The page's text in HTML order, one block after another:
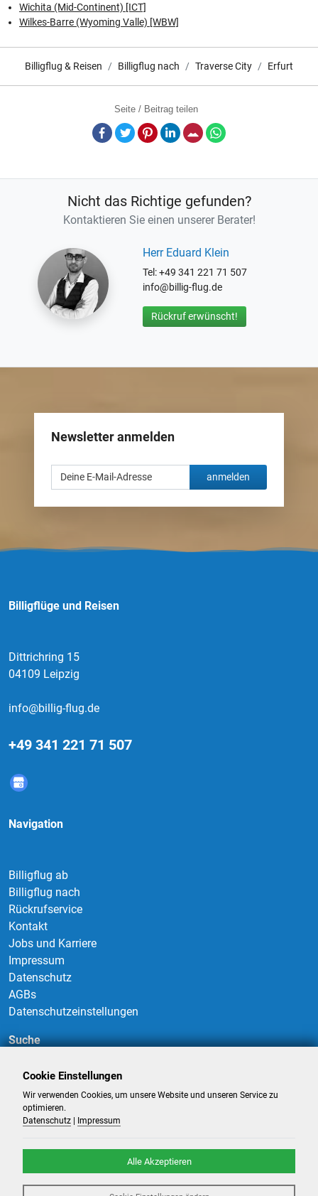
Wichita (Mid-Continent) [ICT]
Wilkes-Barre (Wyoming Valle) [WBW]
Billigflug & Reisen Billigflug nach Traverse City Erfurt
Seite / Beitrag teilen
Facebook
TwitterPinterestLinkedInE-Mail
Nicht das Richtige gefunden?
Kontaktieren Sie einen unserer Berater!
Herr Eduard Klein
Tel: +49 341 221 71 507
info@billig-flug.de
Rückruf erwünscht!
Newsletter anmelden
anmelden
Billigflüge und Reisen
Dittrichring 15
04109 Leipzig
info@billig-flug.de
+49 341 221 71 507
Navigation
Billigflug ab
Billigflug nach
Rückrufservice
Kontakt
Jobs und Karriere
Impressum
Datenschutz
AGBs
Datenschutzeinstellungen
Suche
Suchen
Cookie Einstellungen
Wir verwenden Cookies, um unsere Website und unseren Service zu
optimieren.
Datenschutz
Impressum
Alle Akzeptieren